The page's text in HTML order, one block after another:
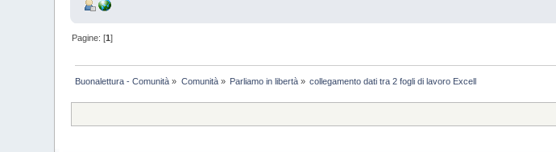
Pagine: [1]
Buonalettura - Comunità » Comunità» Parliamo in libertà » collegamento dati tra 2 fogli di lavoro Excell